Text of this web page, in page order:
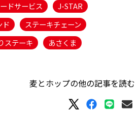
ドサービス
J-STAR
ド
ステーキチェーン
ステーキ
あさくま
麦とホップの他の記事を読む